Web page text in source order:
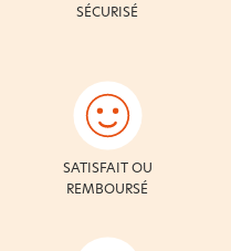
SÉCURISÉ
SATISFAIT OU
REMBOURSÉ